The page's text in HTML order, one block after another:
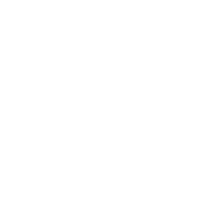
です。
ず変更すること